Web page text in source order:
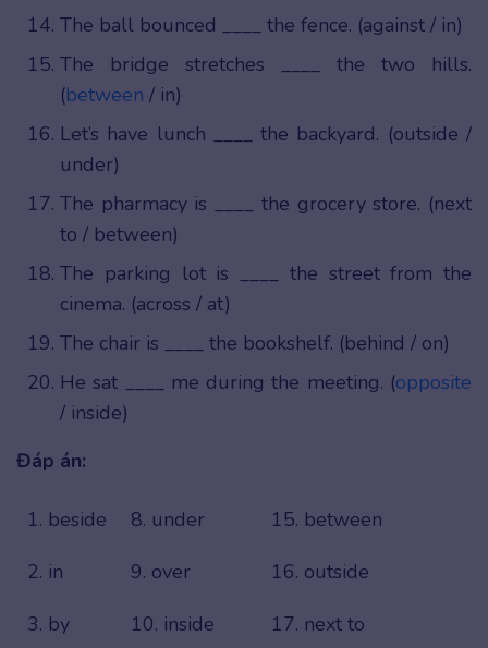
The ball bounced ____ the fence. (against / in)
The bridge stretches ____ the two hills.
(between / in)
Let’s have lunch ____ the backyard. (outside /
under)
The pharmacy is ____ the grocery store. (next
to / between)
The parking lot is ____ the street from the
cinema. (across / at)
The chair is ____ the bookshelf. (behind / on)
He sat ____ me during the meeting. (opposite
/ inside)
Đáp án:
1. beside 8. under
15. between
2. in
9. over
16. outside
3. by
10. inside
17. next to